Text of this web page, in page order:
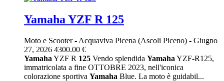
Yamaha YZF R 125
Moto e Scooter- Acquaviva Picena (Ascoli Piceno) - Giugno
27, 2026 4300.00 €
Yamaha YZF R 125 Vendo splendida Yamaha YZF-R125,
immatricolata a fine OTTOBRE 2023, nell'iconica
colorazione sportiva Yamaha Blue. La moto è guidabil...